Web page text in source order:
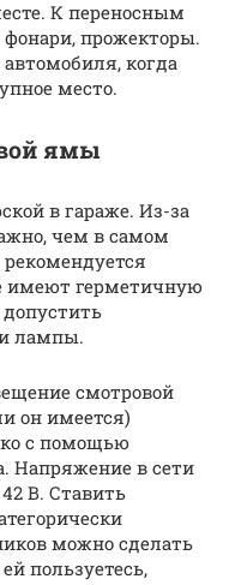
К переносным
прожекторы.
когда
место.
ямы
в гараже. Из-за
чем в самом
имеют герметичную
лампы.
смотровой
он имеется)
с помощью
Напряжение в сети
В. Ставить
можно сделать
пользуетесь,